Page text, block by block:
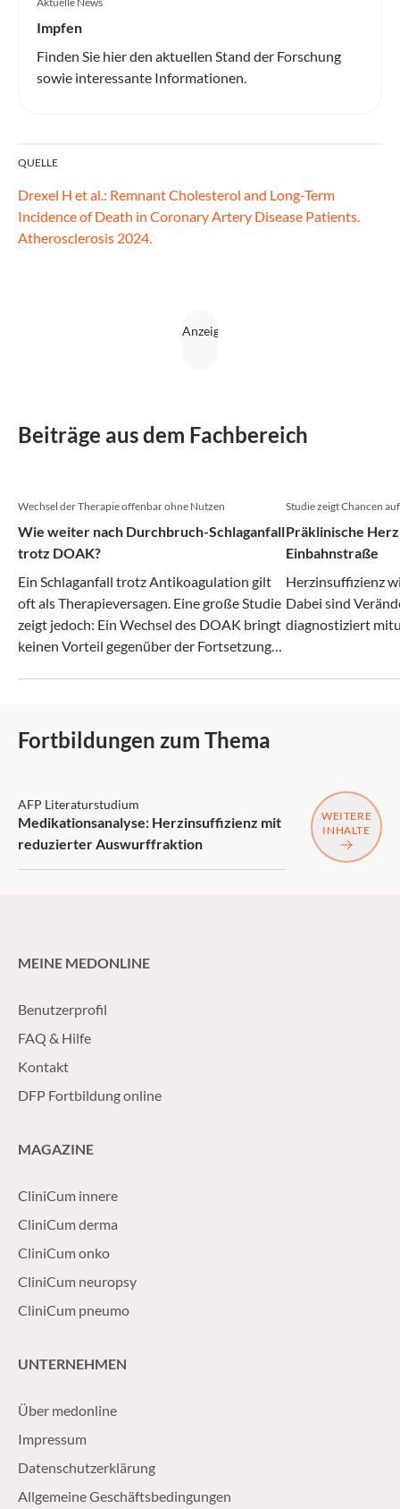
Impfen
Finden Sie hier den aktuellen Stand der Forschung
sowie interessante Informationen.
QUELLE
Drexel H et al.: Remnant Cholesterol and Long-Term
Incidence of Death in Coronary Artery Disease Patients.
Atherosclerosis 2024.
Beiträge aus dem Fachbereich
Wechsel der Therapie offenbar ohne Nutzen
Wie weiter nach Durchbruch-Schlaganfall
trotz DOAK?
Ein Schlaganfall trotz Antikoagulation gilt
oft als Therapieversagen. Eine große Studie
zeigt jedoch: Ein Wechsel des DOAK bringt
keinen Vorteil gegenüber der Fortsetzung
Studie zeigt Chancen
Präklinische
Einbahnstraße
Herzinsuffizienz
Dabei sind
diagnostiziert
Fortbildungen zum Thema
AFP Literaturstudium
Medikationsanalyse: Herzinsuffizienz mit
reduzierter Auswurffraktion
WEITERE
INHALTE
MEINE MEDONLINE
Benutzerprofil
FAQ & Hilfe
Kontakt
DFP Fortbildung online
MAGAZINE
CliniCum innere
CliniCum derma
CliniCum onko
CliniCum neuropsy
CliniCum pneumo
UNTERNEHMEN
Über medonline
Impressum
Datenschutzerklärung
Allgemeine Geschäftsbedingungen